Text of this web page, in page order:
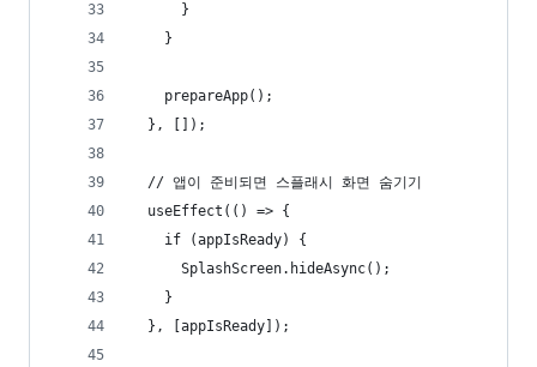
      }
    }
    prepareApp();
  }, []);
  // 앱이 준비되면 스플래시 화면 숨기기
  useEffect(() => {
    if (appIsReady) {
      SplashScreen.hideAsync();
    }
  }, [appIsReady]);